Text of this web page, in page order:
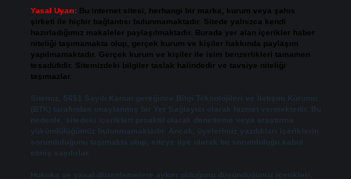
Yasal Uyarı: Bu internet sitesi, herhangi bir marka, kurum veya şahıs
şirketi ile hiçbir bağlantısı bulunmamaktadır. Sitede yalnızca kendi
hazırladığımız makaleler paylaşılmaktadır. Burada yer alan içerikler haber
niteliği taşımamakta olup, gerçek kurum ve kişiler hakkında paylaşım
yapılmamaktadır. Gerçek kurum ve kişiler ile isim benzerlikleri tamamen
tesadüfidir. Sitemizdeki bilgiler taslak halindedir ve tavsiye niteliği
taşımazlar.
Sitemiz, 5651 Sayılı Kanun gereğince Bilgi Teknolojileri ve İletişim Kurumu
(BTK) tarafından onaylanmış bir Yer Sağlayıcı olarak hizmet vermektedir. Bu
nedenle, sitedeki içerikleri proaktif olarak denetleme veya araştırma
yükümlülüğümüz bulunmamaktadır. Ancak, üyelerimiz yazdıkları içeriklerin
sorumluluğunu taşımakta olup, siteye üye olarak bu sorumluluğu kabul
etmiş sayılırlar.
Hukuka ve yasal düzenlemelere aykırı olduğunu düşündüğünüz içerikleri,